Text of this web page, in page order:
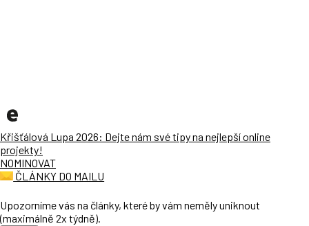
Křišťálová Lupa 2026: Dejte nám své tipy na nejlepší online
projekty!
NOMINOVAT
ČLÁNKY DO MAILU
Upozorníme vás na články, které by vám neměly uniknout
(maximálně 2x týdně).